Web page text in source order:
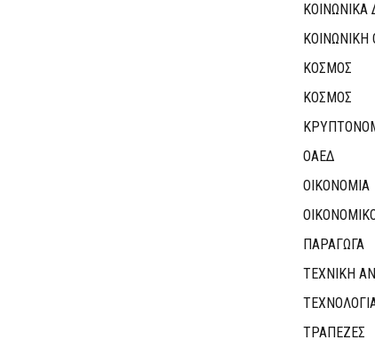
ΚΟΙΝΩΝΙΚΆ
ΚΟΙΝΩΝΙΚΉ
ΚΟΣΜΟΣ
ΚΟΣΜΟΣ
ΟΑΕΔ
ΟΙΚΟΝΟΜΙΑ
ΠΑΡΑΓΩΓΑ
ΤΕΧΝΙΚΗ
ΤΡΆΠΕΖΕΣ